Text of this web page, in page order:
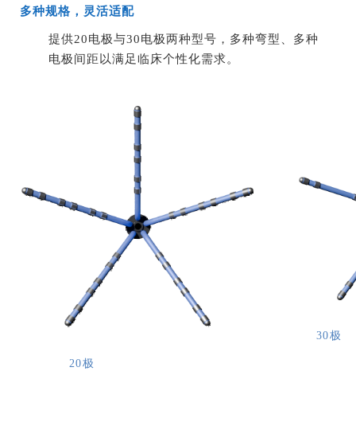
多种规格，灵活适配
提供20电极与30电极两种型号，多种弯型、多种
电极间距以满足临床个性化需求。
20极
30极